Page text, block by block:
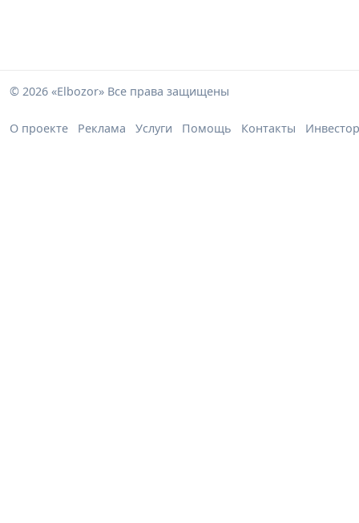
© 2026 «Elbozor» Все права защищены
О проекте Реклама Услуги Помощь Контакты